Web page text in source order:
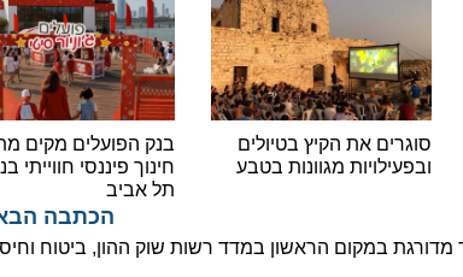
סוגרים את הקיץ בטיולים
ובפעילויות מגוונות בטבע
בנק הפועלים מקים מתחם
חינוך פיננסי חווייתי בנמל
תל אביב
הכתבה הבאה
במקום הראשון במדד רשות שוק ההון, ביטוח וחיסכון